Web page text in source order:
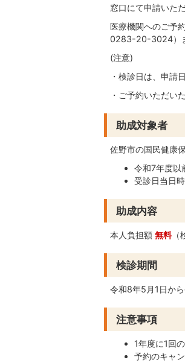
窓口にて申請いた
医療機関へのご予
0283-20-3024）ま
(注意)
・検診日は、申請
・ご予約いただい
助成対象者
佐野市の国民健康
令和7年度以
受診日当日
助成内容
本人負担額 無料（
検診期間
令和8年5月1日か
注意事項
1年度に1回
予約のキャ